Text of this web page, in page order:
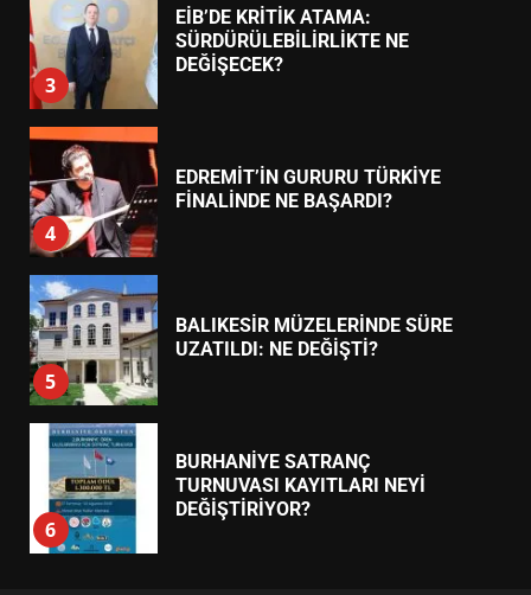
3
EİB’DE KRİTİK ATAMA:
SÜRDÜRÜLEBİLİRLİKTE NE
DEĞİŞECEK?
4
EDREMİT’İN GURURU TÜRKİYE
FİNALİNDE NE BAŞARDI?
5
BALIKESİR MÜZELERİNDE SÜRE
UZATILDI: NE DEĞİŞTİ?
6
BURHANİYE SATRANÇ
TURNUVASI KAYITLARI NEYİ
DEĞİŞTİRİYOR?